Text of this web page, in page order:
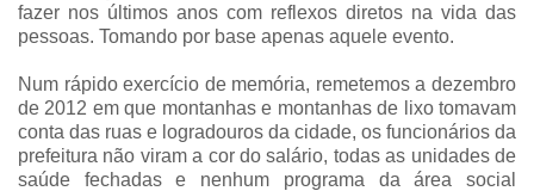
fazer nos últimos anos com reflexos diretos na vida das
pessoas. Tomando por base apenas aquele evento.
Num rápido exercício de memória, remetemos a dezembro
de 2012 em que montanhas e montanhas de lixo tomavam
conta das ruas e logradouros da cidade, os funcionários da
prefeitura não viram a cor do salário, todas as unidades de
saúde fechadas e nenhum programa da área social